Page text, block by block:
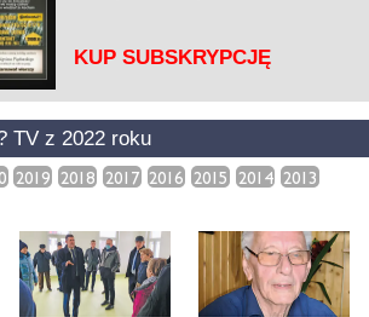
KUP SUBSKRYPCJĘ
TV z 2022 roku
2019 2018 2017 2016 2015 2014 2013